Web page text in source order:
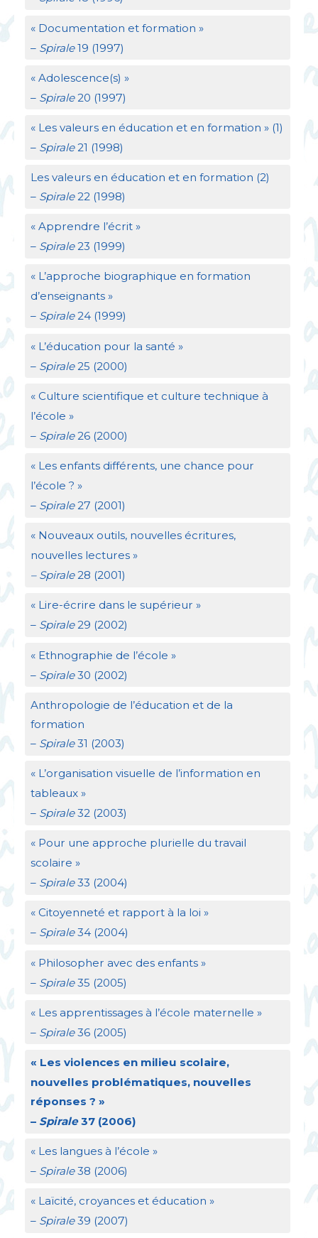
« Documentation et formation »
– Spirale19 (1997)
« Adolescence(s) »
– Spirale20 (1997)
« Les valeurs en éducation et en formation » (1)
– Spirale21 (1998)
Les valeurs en éducation et en formation (2)
–Spirale22 (1998)
« Apprendre l’écrit »
– Spirale23 (1999)
« L’approche biographique en formation
d’enseignants »
– Spirale24 (1999)
« L’éducation pour la santé »
– Spirale25 (2000)
« Culture scientifique et culture technique à
l’école »
– Spirale26 (2000)
« Les enfants différents, une chance pour
l’école ? »
– Spirale27 (2001)
« Nouveaux outils, nouvelles écritures,
nouvelles lectures »
– Spirale28 (2001)
« Lire-écrire dans le supérieur »
– Spirale29 (2002)
« Ethnographie de l’école »
– Spirale30 (2002)
Anthropologie de l’éducation et de la
formation
– Spirale31 (2003)
« L’organisation visuelle de l’information en
tableaux »
– Spirale32 (2003)
« Pour une approche plurielle du travail
scolaire »
– Spirale33 (2004)
« Citoyenneté et rapport à la loi »
– Spirale34 (2004)
« Philosopher avec des enfants »
– Spirale35 (2005)
« Les apprentissages à l’école maternelle »
– Spirale36 (2005)
« Les violences en milieu scolaire,
nouvelles problématiques, nouvelles
réponses ? »
– Spirale37 (2006)
« Les langues à l’école »
– Spirale38 (2006)
« Laïcité, croyances et éducation »
– Spirale39 (2007)